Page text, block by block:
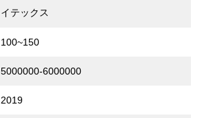
イテックス
100~150
5000000-6000000
2019